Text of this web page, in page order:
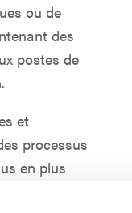
ou de
des
postes de
et
processus
en plus